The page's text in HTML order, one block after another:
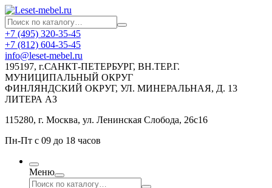
+7 (495) 320-35-45
+7 (812) 604-35-45
info@leset-mebel.ru
195197, г.САНКТ-ПЕТЕРБУРГ, ВН.ТЕР.Г.
МУНИЦИПАЛЬНЫЙ ОКРУГ
ФИНЛЯНДСКИЙ ОКРУГ, УЛ. МИНЕРАЛЬНАЯ, Д. 13
ЛИТЕРА АЗ
115280, г. Москва, ул. Ленинская Слобода, 26с16
Пн-Пт с 09 до 18 часов
Меню